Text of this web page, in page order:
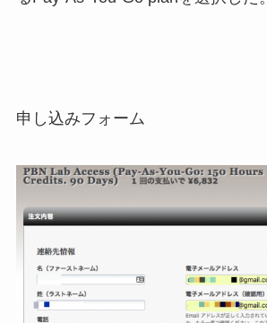
申し込みフォーム